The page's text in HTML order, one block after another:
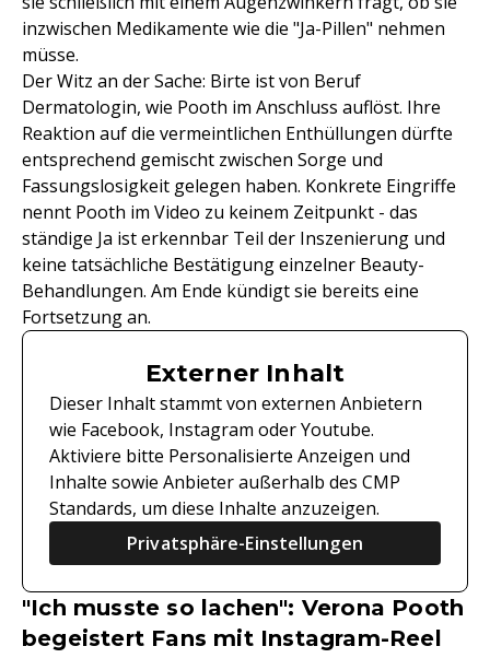
inzwischen Medikamente wie die "Ja-Pillen" nehmen
müsse.
Der Witz an der Sache: Birte ist von Beruf
Dermatologin, wie Pooth im Anschluss auflöst. Ihre
Reaktion auf die vermeintlichen Enthüllungen dürfte
entsprechend gemischt zwischen Sorge und
Fassungslosigkeit gelegen haben. Konkrete Eingriffe
nennt Pooth im Video zu keinem Zeitpunkt - das
ständige Ja ist erkennbar Teil der Inszenierung und
keine tatsächliche Bestätigung einzelner Beauty-
Behandlungen. Am Ende kündigt sie bereits eine
Fortsetzung an.
Externer Inhalt
Dieser Inhalt stammt von externen Anbietern
wie Facebook, Instagram oder Youtube.
Aktiviere bitte Personalisierte Anzeigen und
Inhalte sowie Anbieter außerhalb des CMP
Standards, um diese Inhalte anzuzeigen.
Privatsphäre-Einstellungen
"Ich musste so lachen": Verona Pooth
begeistert Fans mit Instagram-Reel